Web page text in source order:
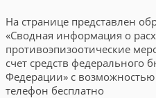
На странице представлен
«Сводная информация о
противоэпизоотические
счет средств федерального
Федерации» с возможностью
телефон бесплатно